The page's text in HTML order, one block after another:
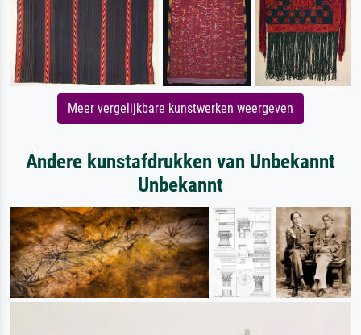
Meer vergelijkbare kunstwerken weergeven
Andere kunstafdrukken van Unbekannt
Unbekannt